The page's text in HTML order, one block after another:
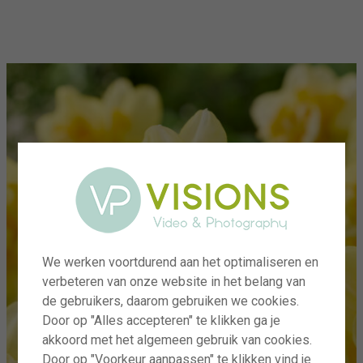
We werken voortdurend aan het optimaliseren en
verbeteren van onze website in het belang van
de gebruikers, daarom gebruiken we cookies.
Door op "Alles accepteren" te klikken ga je
akkoord met het algemeen gebruik van cookies.
Door op "Voorkeur aanpassen" te klikken vind je